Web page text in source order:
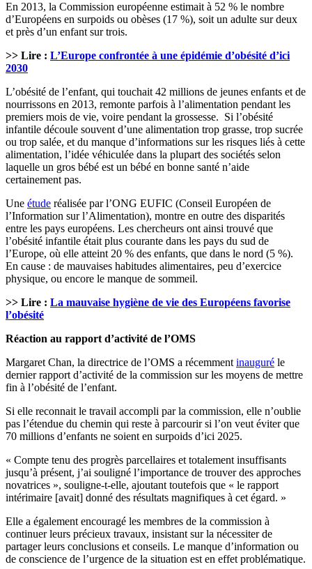
En 2013, la Commission européenne estimait à 52 % le nombre
d’Européens en surpoids ou obèses (17 %), soit un adulte sur deux
et près d’un enfant sur trois.
>> Lire : L’Europe confrontée à une épidémie d’obésité d’ici
2030
L’obésité de l’enfant, qui touchait 42 millions de jeunes enfants et de
nourrissons en 2013, remonte parfois à l’alimentation pendant les
premiers mois de vie, voire pendant la grossesse. Si l’obésité
infantile découle souvent d’une alimentation trop grasse, trop sucrée
ou trop salée, et du manque d’informations sur les risques liés à cette
alimentation, l’idée véhiculée dans la plupart des sociétés selon
laquelle un gros bébé est un bébé en bonne santé n’aide
certainement pas.
Une étude réalisée par l’ONG EUFIC (Conseil Européen de
l’Information sur l’Alimentation), montre en outre des disparités
entre les pays européens. Les chercheurs ont ainsi trouvé que
l’obésité infantile était plus courante dans les pays du sud de
l’Europe, où elle atteint 20 % des enfants, que dans le nord (5 %).
En cause : de mauvaises habitudes alimentaires, peu d’exercice
physique, ou encore le manque de sommeil.
>> Lire : La mauvaise hygiène de vie des Européens favorise
l’obésité
Réaction au rapport d’activité de l’OMS
Margaret Chan, la directrice de l’OMS a récemment inauguré le
dernier rapport d’activité de la commission sur les moyens de mettre
fin à l’obésité de l’enfant.
Si elle reconnait le travail accompli par la commission, elle n’oublie
pas l’étendue du chemin qui reste à parcourir si l’on veut éviter que
70 millions d’enfants ne soient en surpoids d’ici 2025.
« Compte tenu des progrès parcellaires et totalement insuffisants
jusqu’à présent, j’ai souligné l’importance de trouver des approches
novatrices », souligne-t-elle, ajoutant toutefois que « le rapport
intérimaire [avait] donné des résultats magnifiques à cet égard. »
Elle a également encouragé les membres de la commission à
continuer leurs précieux travaux, insistant sur la nécessiter de
partager leurs conclusions et conseils. Le manque d’information ou
de conscience de l’urgence de la situation est en effet problématique.